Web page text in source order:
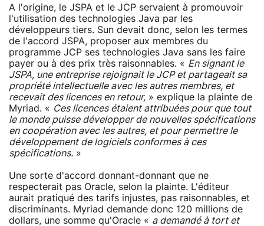
A l'origine, le JSPA et le JCP servaient à promouvoir
l'utilisation des technologies Java par les
développeurs tiers. Sun devait donc, selon les termes
de l'accord JSPA, proposer aux membres du
programme JCP ses technologies Java sans les faire
payer ou à des prix très raisonnables. « En signant le
JSPA, une entreprise rejoignait le JCP et partageait sa
propriété intellectuelle avec les autres membres, et
recevait des licences en retour, » explique la plainte de
Myriad. « Ces licences étaient attribuées pour que tout
le monde puisse développer de nouvelles spécifications
en coopération avec les autres, et pour permettre le
développement de logiciels conformes à ces
spécifications. »
Une sorte d'accord donnant-donnant que ne
respecterait pas Oracle, selon la plainte. L'éditeur
aurait pratiqué des tarifs injustes, pas raisonnables, et
discriminants. Myriad demande donc 120 millions de
dollars, une somme qu'Oracle « a demandé à tort et